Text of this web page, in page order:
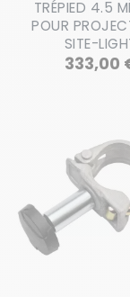
TRÉPIED 4.5
POUR
SITE-
333,00